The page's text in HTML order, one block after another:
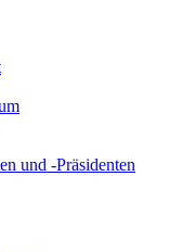
und -Präsidenten